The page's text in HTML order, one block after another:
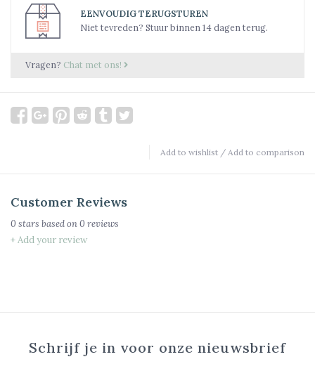
EENVOUDIG TERUGSTUREN
Niet tevreden? Stuur binnen 14 dagen terug.
Vragen? Chat met ons!
Add to wishlist / Add to comparison
Customer Reviews
0 stars based on0 reviews
+ Add your review
Schrijf je in voor onze nieuwsbrief